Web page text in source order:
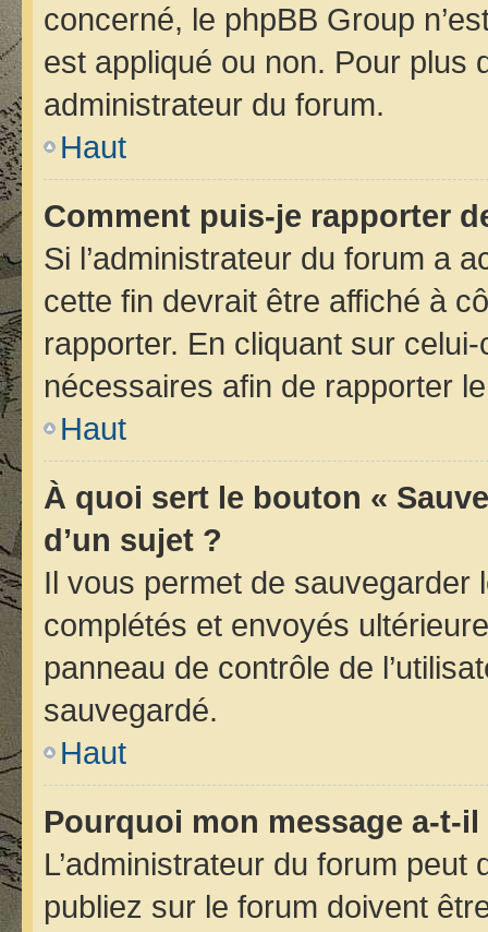
concerné, le phpBB Group
est appliqué ou non. Pour plus
administrateur du forum.
Haut
Comment puis-je rapporter
Si l’administrateur du forum a
cette fin devrait être affiché à
rapporter. En cliquant sur
nécessaires afin de rapporter
Haut
À quoi sert le bouton «
d’un sujet ?
Il vous permet de sauvegarder
complétés et envoyés
panneau de contrôle de
sauvegardé.
Haut
Pourquoi mon message a-t-
L’administrateur du forum
publiez sur le forum doivent